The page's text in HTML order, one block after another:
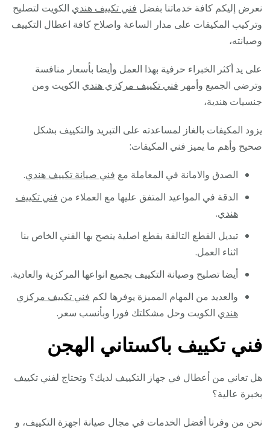
نعرض إليكم كافة خدماتنا بفضل فني تكييف هندي الكويت لتصليح
وتركيب المكيفات على مدار الساعة واصلاح كافة اعطال التكييف
وصيانته،
على يد أكثر الخبراء حرفية بهذا العمل وأيضا بأسعار منافسة
وترضي الجميع وأمهر فني تكييف مركزي هندي الكويت ومن
جنسيات هندية،
يزود المكيفات بالغاز لمساعدته على التبريد والتكييف بشكل
صحيح وأهم ما يميز فني المكيفات:
الصدق والامانة في المعاملة مع فني صيانة تكييف هندي.
الدقة في المواعيد المتفق عليها مع العملاء من فني تكييف
هندي.
تبديل القطع التالفة بقطع اصلية ينصح بها الفني الخاص بنا
اثناء العمل.
أيضا تصليح وصيانة التكييف بجميع انواعها المركزية والعادية.
والعديد من المهام المميزة يوفرها لكم فني تكييف مركزي
هندي الكويت وحل مشكلتك فورا وبأنسب سعر.
فني تكييف باكستاني الهجن
هل تعاني من أعطال في جهاز التكييف لديك؟ وتحتاج لفني تكييف
بخبرة عالية؟
نحن من وفرنا أفضل الخدمات في مجال صيانة اجهزة التكييف، و